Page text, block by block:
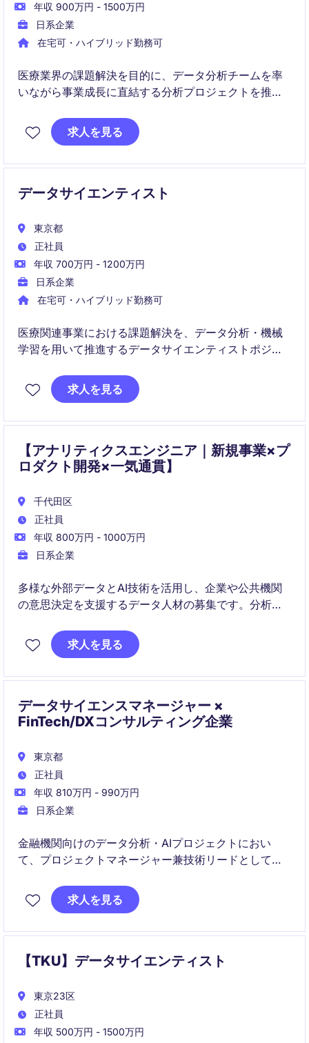
年収 900万円 - 1500万円
日系企業
在宅可・ハイブリッド勤務可
医療業界の課題解決を目的に、データ分析チームを率
いながら事業成長に直結する分析プロジェクトを推進
び付け、医療分野における最適な意思決定を実現する
重要なポジションです。
求人を見る
データサイエンティスト
東京都
正社員
年収 700万円 - 1200万円
日系企業
在宅可・ハイブリッド勤務可
医療関連事業における課題解決を、データ分析・機械
学習を用いて推進するデータサイエンティストポジシ
課題発見から分析設計・モデル開発・施策提案までを
求人を見る
【アナリティクスエンジニア｜新規事業×プ
ロダクト開発×一気通貫】
千代田区
正社員
年収 800万円 - 1000万円
日系企業
多様な外部データとAI技術を活用し、企業や公共機関
の意思決定を支援するデータ人材の募集です。分析に
には導入支援までを一気通貫で担う点が特徴です。
開発に携わることができます。
求人を見る
データサイエンスマネージャー ×
FinTech/DXコンサルティング企業
東京都
正社員
年収 810万円 - 990万円
日系企業
金融機関向けのデータ分析・AIプロジェクトにおい
て、プロジェクトマネージャー兼技術リードとして分
て、プロジェクトで得た知見を活かし、自社プロダク
トや技術資産の開発にも関与するポジションです。
求人を見る
【TKU】データサイエンティスト
東京23区
正社員
年収 500万円 - 1500万円